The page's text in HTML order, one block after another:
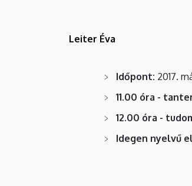
Leiter Éva
Időpont: 2017.
11.00 óra -
12.00 óra -
Idegen nyelvű